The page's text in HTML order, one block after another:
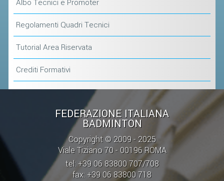
Albo Tecnici e Promoter
Regolamenti Quadri Tecnici
Tutorial Area Riservata
Crediti Formativi
FEDERAZIONE ITALIANA
BADMINTON
Copyright © 2009 - 2025
Viale Tiziano 70 - 00196 ROMA
tel: +39 06 83800 707/708
fax: +39 06 83800 718
REGOLAMENTI
ORGANI DI GIUSTIZIA FEDERALE
STAFF TECNICO
CTF – PALABADMINTON
ATLETI D'INTERESSE NAZIONALE
SCHEDE ATLETI
VOLA CON NOI